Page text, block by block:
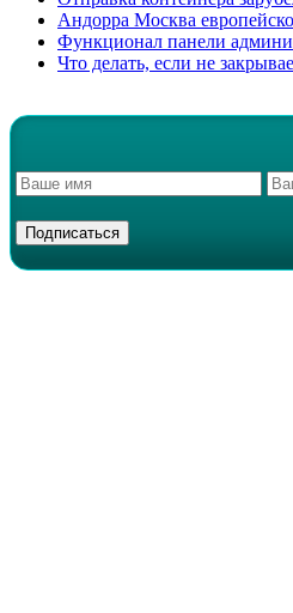
Андорра Москва
Функционал панели
Что делать, если не